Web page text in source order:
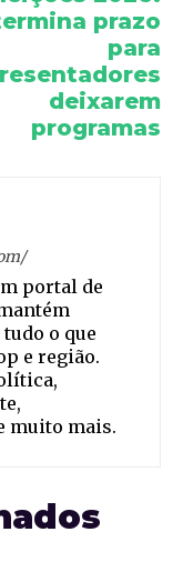
prazo
para
deixarem
programas
portal de
o que
e região.
muito mais.